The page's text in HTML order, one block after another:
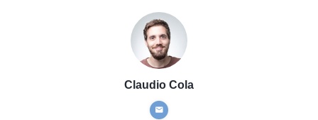
Claudio Cola